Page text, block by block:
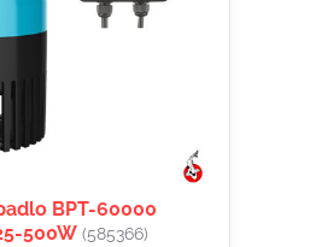
BPT-60000
500W (585366)